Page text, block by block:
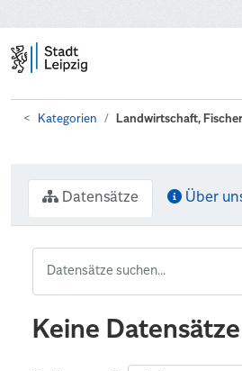
Kategorien Landwirtschaft,
Datensätze Über
Keine